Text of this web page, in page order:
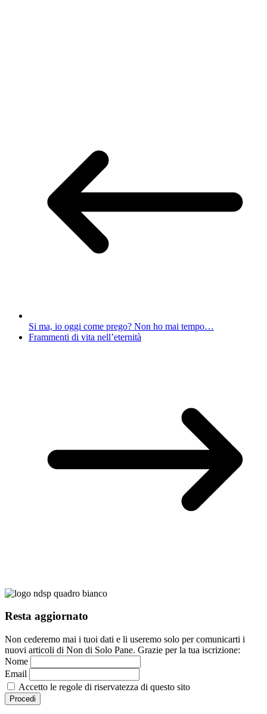
Si ma, io oggi come prego? Non ho mai tempo…
Frammenti di vita nell’eternità
Resta aggiornato
Non cederemo mai i tuoi dati e li useremo solo per comunicarti i
nuovi articoli di Non di Solo Pane. Grazie per la tua iscrizione:
Nome
Email
Accetto le regole di riservatezza di questo sito